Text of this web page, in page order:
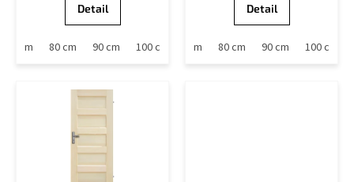
Detail
70 cm 80 cm 90 cm 100 cm
Detail
60 cm 70 cm 80 cm 90 cm 100 cm